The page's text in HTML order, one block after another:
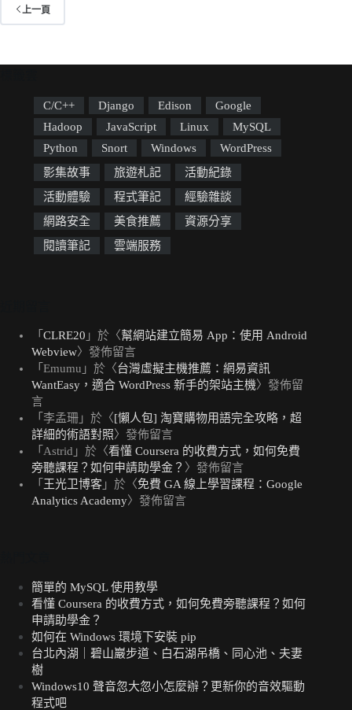
上一頁
C/C++ Django Edison
Google
Hadoop
JavaScript Linux
MySQL
Python
Snort Windows
WordPress
影集故事
旅遊札記
活動紀錄
活動體驗
程式筆記
經驗雜談
網路安全
美食推薦
資源分享
閱讀筆記
雲端服務
「 CLRE20 」於〈幫網站建立簡易 App：使用 Android
Webview〉發佈留言
「 Emumu 」於〈台灣虛擬主機推薦：網易資訊
WantEasy，適合 WordPress 新手的架站主機〉發佈留
言
「 李孟珊 」於〈[懶人包] 淘寶購物用語完全攻略，超
詳細的術語對照〉發佈留言
「 Astrid 」於〈看懂 Coursera 的收費方式，如何免費
旁聽課程？如何申請助學金？ 〉發佈留言
「 王光卫博客 」於〈免費 GA 線上學習課程：Google
Analytics Academy〉發佈留言
簡單的 MySQL 使用教學
看懂 Coursera 的收費方式，如何免費旁聽課程？如何
申請助學金？
如何在 Windows 環境下安裝 pip
台北內湖｜碧山巖步道、白石湖吊橋、同心池、夫妻
樹
Windows10 聲音忽大忽小怎麼辦？更新你的音效驅動
程式吧